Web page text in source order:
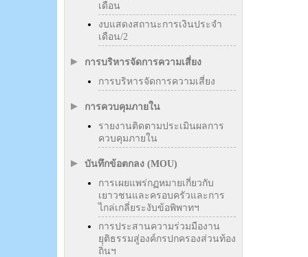
เดือน
งบแสดงสถานะการเงินประจำ
เดือน/2
การบริหารจัดการความเสี่ยง
การบริหารจัดการความเสี่ยง
การควบคุมภายใน
รายงานติดตามประเมินผลการ
ควบคุมภายใน
บันทึกข้อตกลง (MOU)
การเผยแพร่กฏหมายเกี่ยวกับ
เยาวชนและครอบครัวและการ
ไกล่เกลี่ยระงับข้อพิพาทฯ
การประสานความร่วมมืองาน
ยุติธรรมสู่องค์กรปกครองส่วนท้อง
ถิ่นฯ